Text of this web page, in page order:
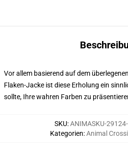
Vor allem basierend auf dem
Flaken-Jacke ist diese Erholung ein
sollte, Ihre wahren Farben zu
SKU:ANIMASKU-
Kategorien:Animal